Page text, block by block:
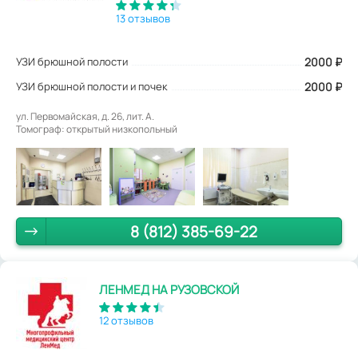
13 отзывов
УЗИ брюшной полости 2000 ₽
УЗИ брюшной полости и почек 2000 ₽
ул. Первомайская, д. 26, лит. А.
Томограф: открытый низкопольный
8 (812) 385-69-22
ЛЕНМЕД НА РУЗОВСКОЙ
12 отзывов